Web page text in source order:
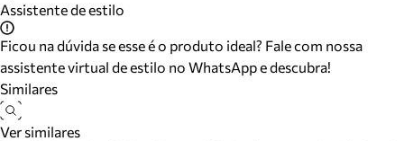
Assistente de estilo
Ficou na dúvida se esse é o produto ideal? Fale com nossa
assistente virtual de estilo no WhatsApp e descubra!
Similares
Ver similares